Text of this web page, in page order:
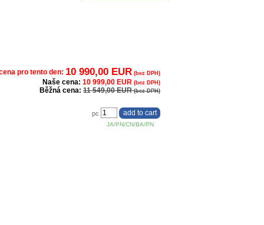
pro tento den: 10 990,00 EUR (bez DPH)
Naše cena: 10 999,00 EUR (bez DPH)
Běžná cena: 11 549,00 EUR(bez DPH)
JA/PN/CN/BA/PN
pc